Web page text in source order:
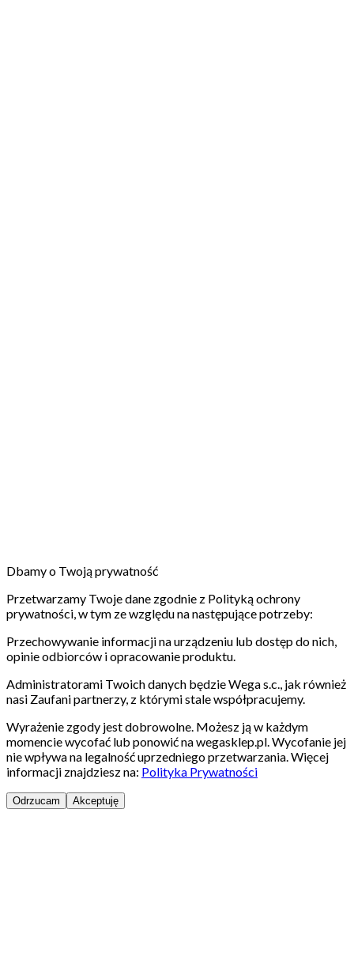
Dbamy o Twoją prywatność
Przetwarzamy Twoje dane zgodnie z Polityką ochrony
prywatności, w tym ze względu na następujące potrzeby:
Przechowywanie informacji na urządzeniu lub dostęp do nich,
opinie odbiorców i opracowanie produktu.
Administratorami Twoich danych będzie Wega s.c., jak również
nasi Zaufani partnerzy, z którymi stale współpracujemy.
Wyrażenie zgody jest dobrowolne. Możesz ją w każdym
momencie wycofać lub ponowić na wegasklep.pl. Wycofanie jej
nie wpływa na legalność uprzedniego przetwarzania. Więcej
informacji znajdziesz na: Polityka Prywatności
Odrzucam Akceptuję